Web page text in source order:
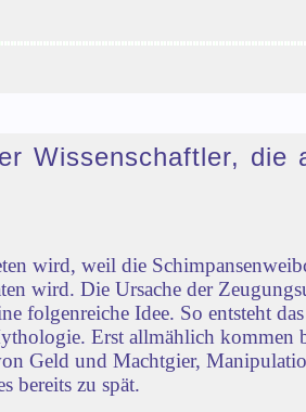
Wissenschaftler, die
wird, weil die
wird. Die Ursache der
folgenreiche Idee. So entsteht
Erst allmählich kommen
Geld und Machtgier,
bereits zu spät.